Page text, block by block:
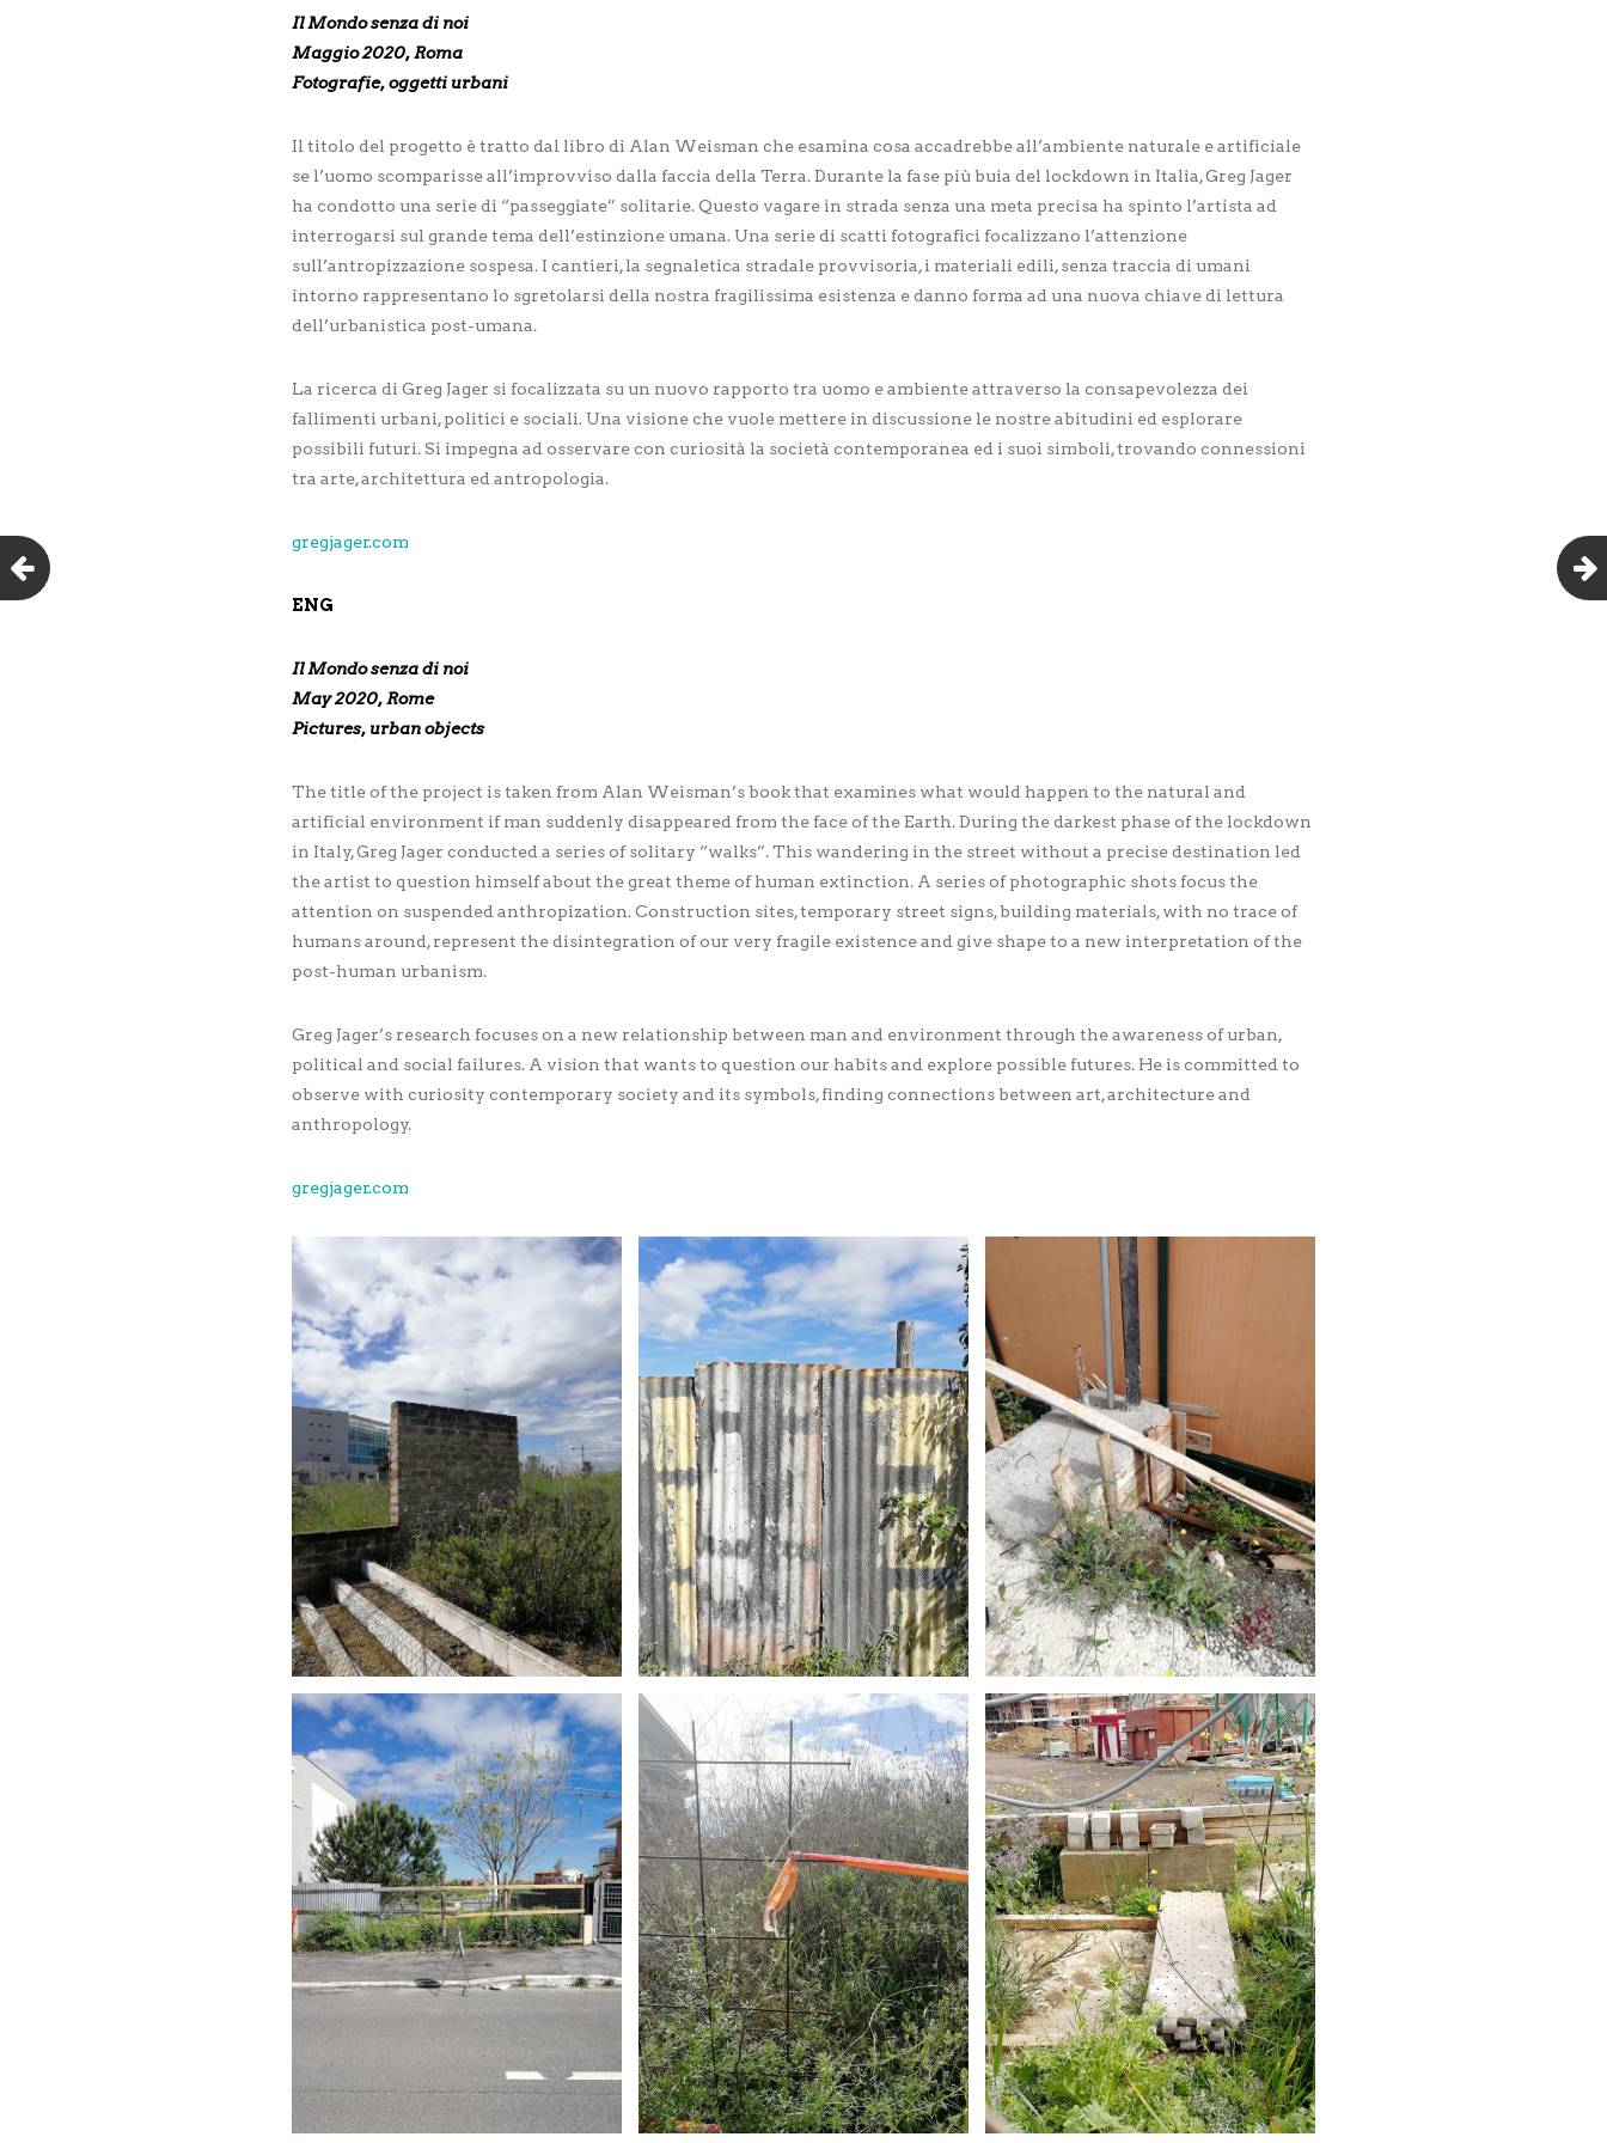
Il Mondo senza di noi
Maggio 2020, Roma
Fotografie, oggetti urbani
Il titolo del progetto è tratto dal libro di Alan Weisman che esamina cosa accadrebbe all’ambiente naturale e artificiale
se l’uomo scomparisse all’improvviso dalla faccia della Terra. Durante la fase più buia del lockdown in Italia, Greg Jager
ha condotto una serie di “passeggiate” solitarie. Questo vagare in strada senza una meta precisa ha spinto l’artista ad
interrogarsi sul grande tema dell’estinzione umana. Una serie di scatti fotografici focalizzano l’attenzione
sull’antropizzazione sospesa. I cantieri, la segnaletica stradale provvisoria, i materiali edili, senza traccia di umani
intorno rappresentano lo sgretolarsi della nostra fragilissima esistenza e danno forma ad una nuova chiave di lettura
dell’urbanistica post-umana.
La ricerca di Greg Jager si focalizzata su un nuovo rapporto tra uomo e ambiente attraverso la consapevolezza dei
fallimenti urbani, politici e sociali. Una visione che vuole mettere in discussione le nostre abitudini ed esplorare
possibili futuri. Si impegna ad osservare con curiosità la società contemporanea ed i suoi simboli, trovando connessioni
tra arte, architettura ed antropologia.
gregjager.com
ENG
Il Mondo senza di noi
May 2020, Rome
Pictures, urban objects
The title of the project is taken from Alan Weisman’s book that examines what would happen to the natural and
artificial environment if man suddenly disappeared from the face of the Earth. During the darkest phase of the lockdown
in Italy, Greg Jager conducted a series of solitary “walks”. This wandering in the street without a precise destination led
the artist to question himself about the great theme of human extinction. A series of photographic shots focus the
attention on suspended anthropization. Construction sites, temporary street signs, building materials, with no trace of
humans around, represent the disintegration of our very fragile existence and give shape to a new interpretation of the
post-human urbanism.
Greg Jager’s research focuses on a new relationship between man and environment through the awareness of urban,
political and social failures. A vision that wants to question our habits and explore possible futures. He is committed to
observe with curiosity contemporary society and its symbols, finding connections between art, architecture and
anthropology.
gregjager.com